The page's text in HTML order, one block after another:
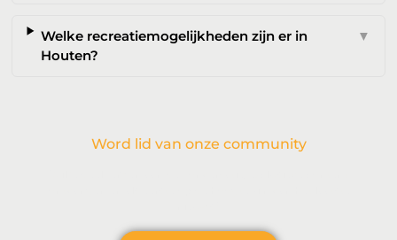
Welke recreatiemogelijkheden zijn er in
Houten?
▼
Word lid van onze community